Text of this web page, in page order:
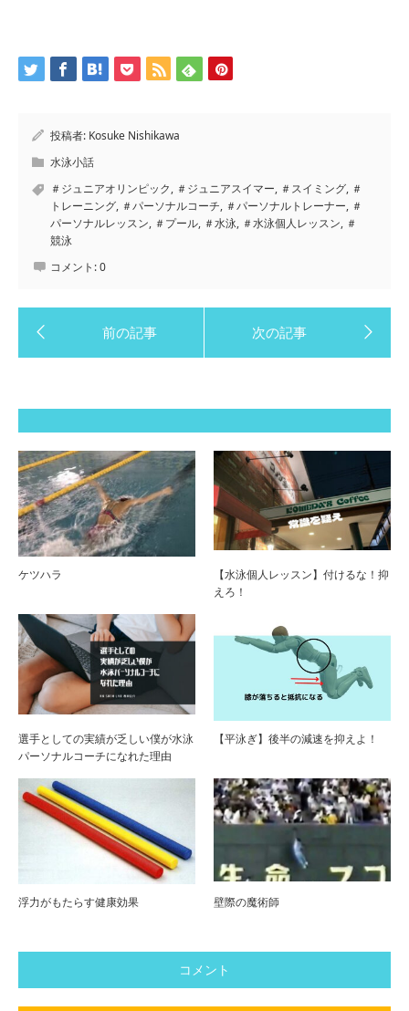
投稿者: Kosuke Nishikawa
水泳小話
＃ジュニアオリンピック, ＃ジュニアスイマー, ＃スイミング, ＃
トレーニング, ＃パーソナルコーチ, ＃パーソナルトレーナー, ＃
パーソナルレッスン, ＃プール, ＃水泳, ＃水泳個人レッスン, ＃
競泳
コメント:0
ケツハラ
【水泳個人レッスン】付けるな！抑
えろ！
選手としての実績が乏しい僕が水泳
パーソナルコーチになれた理由
【平泳ぎ】後半の減速を抑えよ！
浮力がもたらす健康効果 壁際の魔術師
コメント